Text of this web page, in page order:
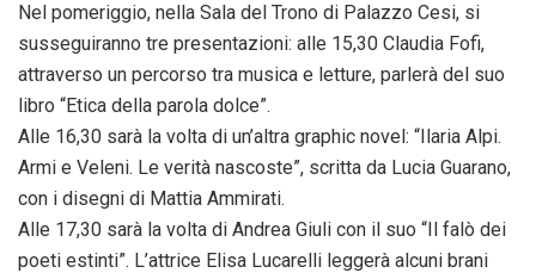
Nel pomeriggio, nella Sala del Trono di Palazzo Cesi, si
susseguiranno tre presentazioni: alle 15,30 Claudia Fofi,
attraverso un percorso tra musica e letture, parlerà del suo
libro “Etica della parola dolce”.
Alle 16,30 sarà la volta di un’altra graphic novel: “Ilaria Alpi.
Armi e Veleni. Le verità nascoste”, scritta da Lucia Guarano,
con i disegni di Mattia Ammirati.
Alle 17,30 sarà la volta di Andrea Giuli con il suo “Il falò dei
poeti estinti”. L’attrice Elisa Lucarelli leggerà alcuni brani